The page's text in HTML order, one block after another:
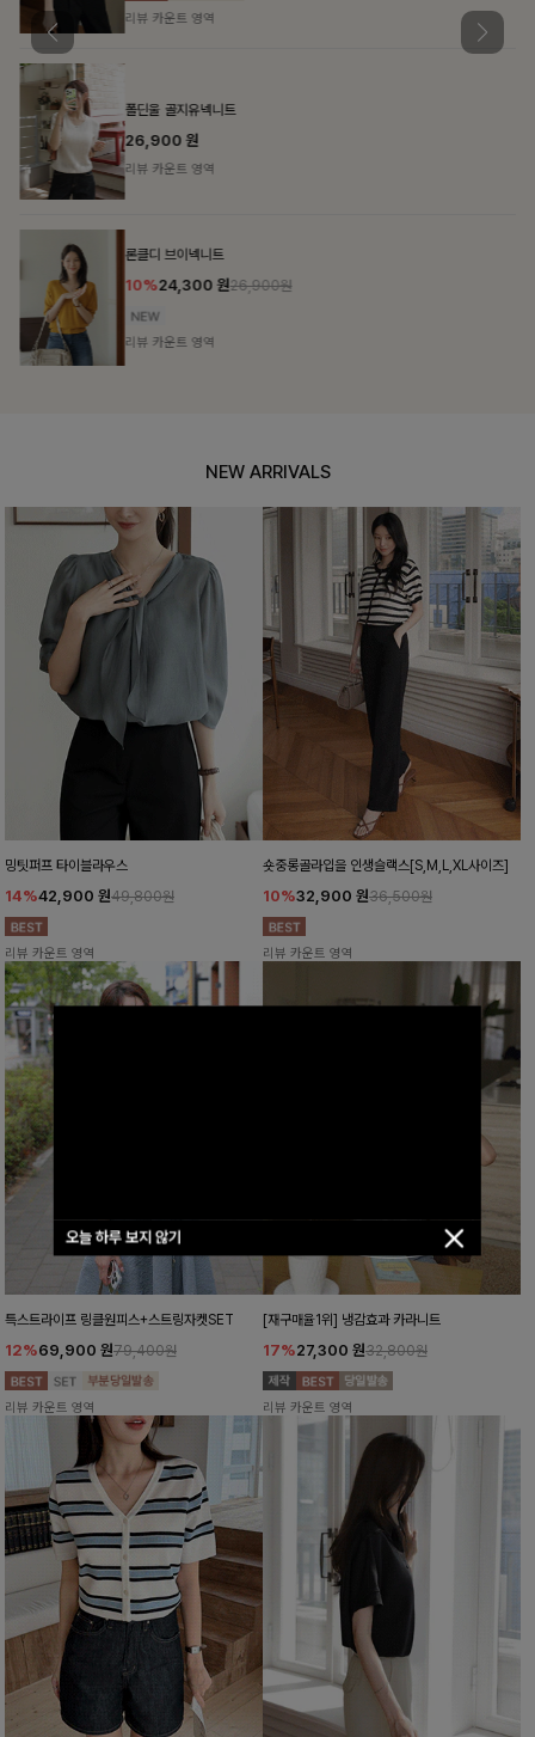
오늘 하루 보지 않기
리뷰 카운트 영역
폴딘울 골지유넥니트
26,900 원
리뷰 카운트 영역
론클디 브이넥니트
10%24,300 원26,900원
리뷰 카운트 영역
NEW ARRIVALS
밍팃퍼프 타이블라우스
14%42,900 원49,800원
리뷰 카운트 영역
숏중롱골라입을 인생슬랙스[S,M,L,XL사이즈]
10%32,900 원36,500원
리뷰 카운트 영역
특스트라이프 링클원피스+스트링자켓SET
12%69,900 원79,400원
리뷰 카운트 영역
[재구매율1위] 냉감효과 카라니트
17%27,300 원32,800원
리뷰 카운트 영역